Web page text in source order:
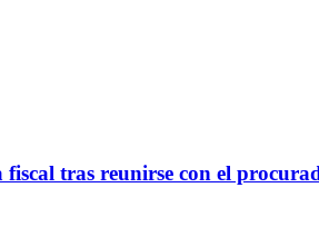
tras reunirse con el